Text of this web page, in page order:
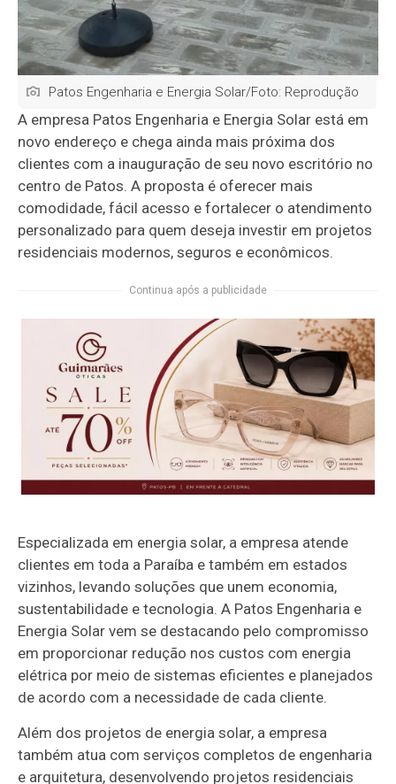
Patos Engenharia e Energia Solar/Foto: Reprodução
A empresa Patos Engenharia e Energia Solar está em
novo endereço e chega ainda mais próxima dos
clientes com a inauguração de seu novo escritório no
centro de Patos. A proposta é oferecer mais
comodidade, fácil acesso e fortalecer o atendimento
personalizado para quem deseja investir em projetos
residenciais modernos, seguros e econômicos.
Continua após a publicidade
Especializada em energia solar, a empresa atende
clientes em toda a Paraíba e também em estados
vizinhos, levando soluções que unem economia,
sustentabilidade e tecnologia. A Patos Engenharia e
Energia Solar vem se destacando pelo compromisso
em proporcionar redução nos custos com energia
elétrica por meio de sistemas eficientes e planejados
de acordo com a necessidade de cada cliente.
Além dos projetos de energia solar, a empresa
também atua com serviços completos de engenharia
e arquitetura, desenvolvendo projetos residenciais